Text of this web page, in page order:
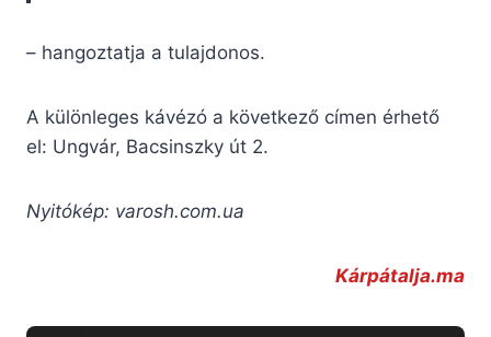
– hangoztatja a tulajdonos.
A különleges kávézó a következő címen érhető
el: Ungvár, Bacsinszky út 2.
Nyitókép: varosh.com.ua
Kárpátalja.ma